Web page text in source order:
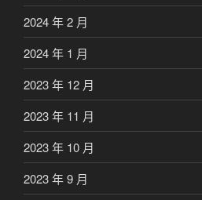
2024 年 2 月
2024 年 1 月
2023 年 12 月
2023 年 11 月
2023 年 10 月
2023 年 9 月